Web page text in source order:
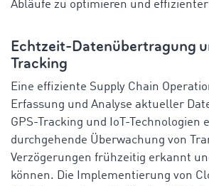
Abläufe zu optimieren und effizienter
Echtzeit-Datenübertragung
Tracking
Eine effiziente Supply Chain
Erfassung und Analyse aktueller
GPS-Tracking und IoT-Technologien
durchgehende Überwachung von
Verzögerungen frühzeitig erkannt
können. Die Implementierung von